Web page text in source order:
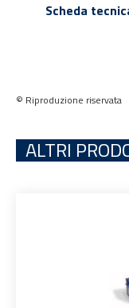
Scheda
© Riproduzione riservata
ALTRI